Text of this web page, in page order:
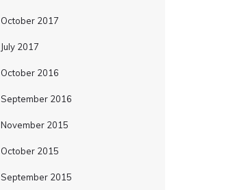
October 2017
July 2017
October 2016
September 2016
November 2015
October 2015
September 2015